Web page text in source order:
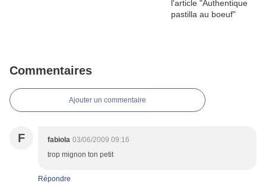
Commentaires
Ajouter un commentaire
F fabiola 03/06/2009 09:16
trop mignon ton petit
Répondre